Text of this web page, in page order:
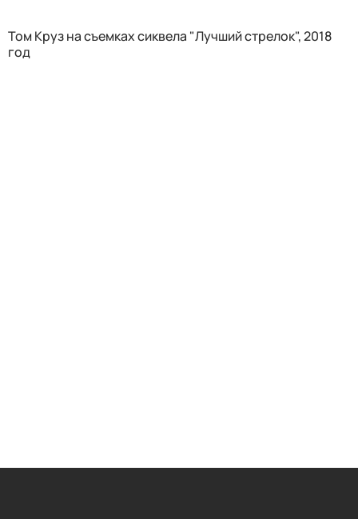
Том Круз на съемках сиквела "Лучший стрелок", 2018
год